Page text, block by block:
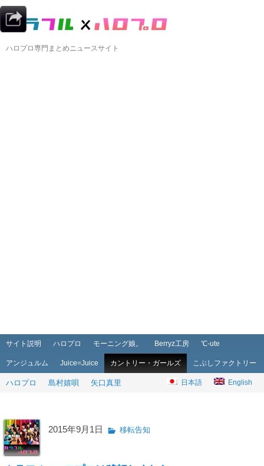
ハロプロ専門まとめニュースサイト
メインメニュー
メインコンテンツへ移動
サブコンテンツへ移動
サイト説明 ハロプロ モーニング娘。 Berryz工房 ℃-ute
アンジュルム Juice=Juice カントリー・ガールズ こぶしファクトリー
ハロプロ 島村嬉唄 矢口真里 日本語 English
2015年9月1日 移転告知